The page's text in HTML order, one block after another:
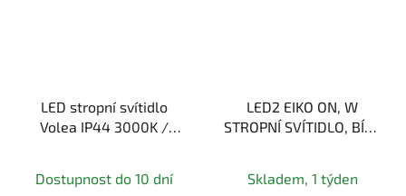
LED stropní svítidlo
Volea IP44 3000K /
černá/zlatá -
Dostupnost do 10 dní
LED2 EIKO ON, W
STROPNÍ SVÍTIDLO, BÍLÁ
Skladem, 1 týden